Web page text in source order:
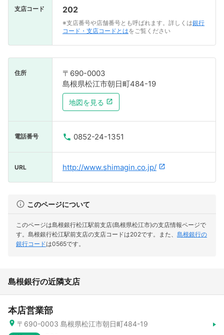
支店コード 202
※支店番号や店舗番号とも呼ばれます。詳しくは銀行
コード・支店コードとはをご覧ください
住所
〒690-0003
島根県松江市朝日町484-19
地図を見る
電話番号 0852-24-1351
URL http://www.shimagin.co.jp/
このページについて
このページは島根銀行松江駅前支店(島根県松江市)の支店情報ページで
す。 島根銀行松江駅前支店の支店コードは202です。 また、 島根銀行の
銀行コードは0565です。
島根銀行の近隣支店
本店営業部
〒690-0003 島根県松江市朝日町484-19